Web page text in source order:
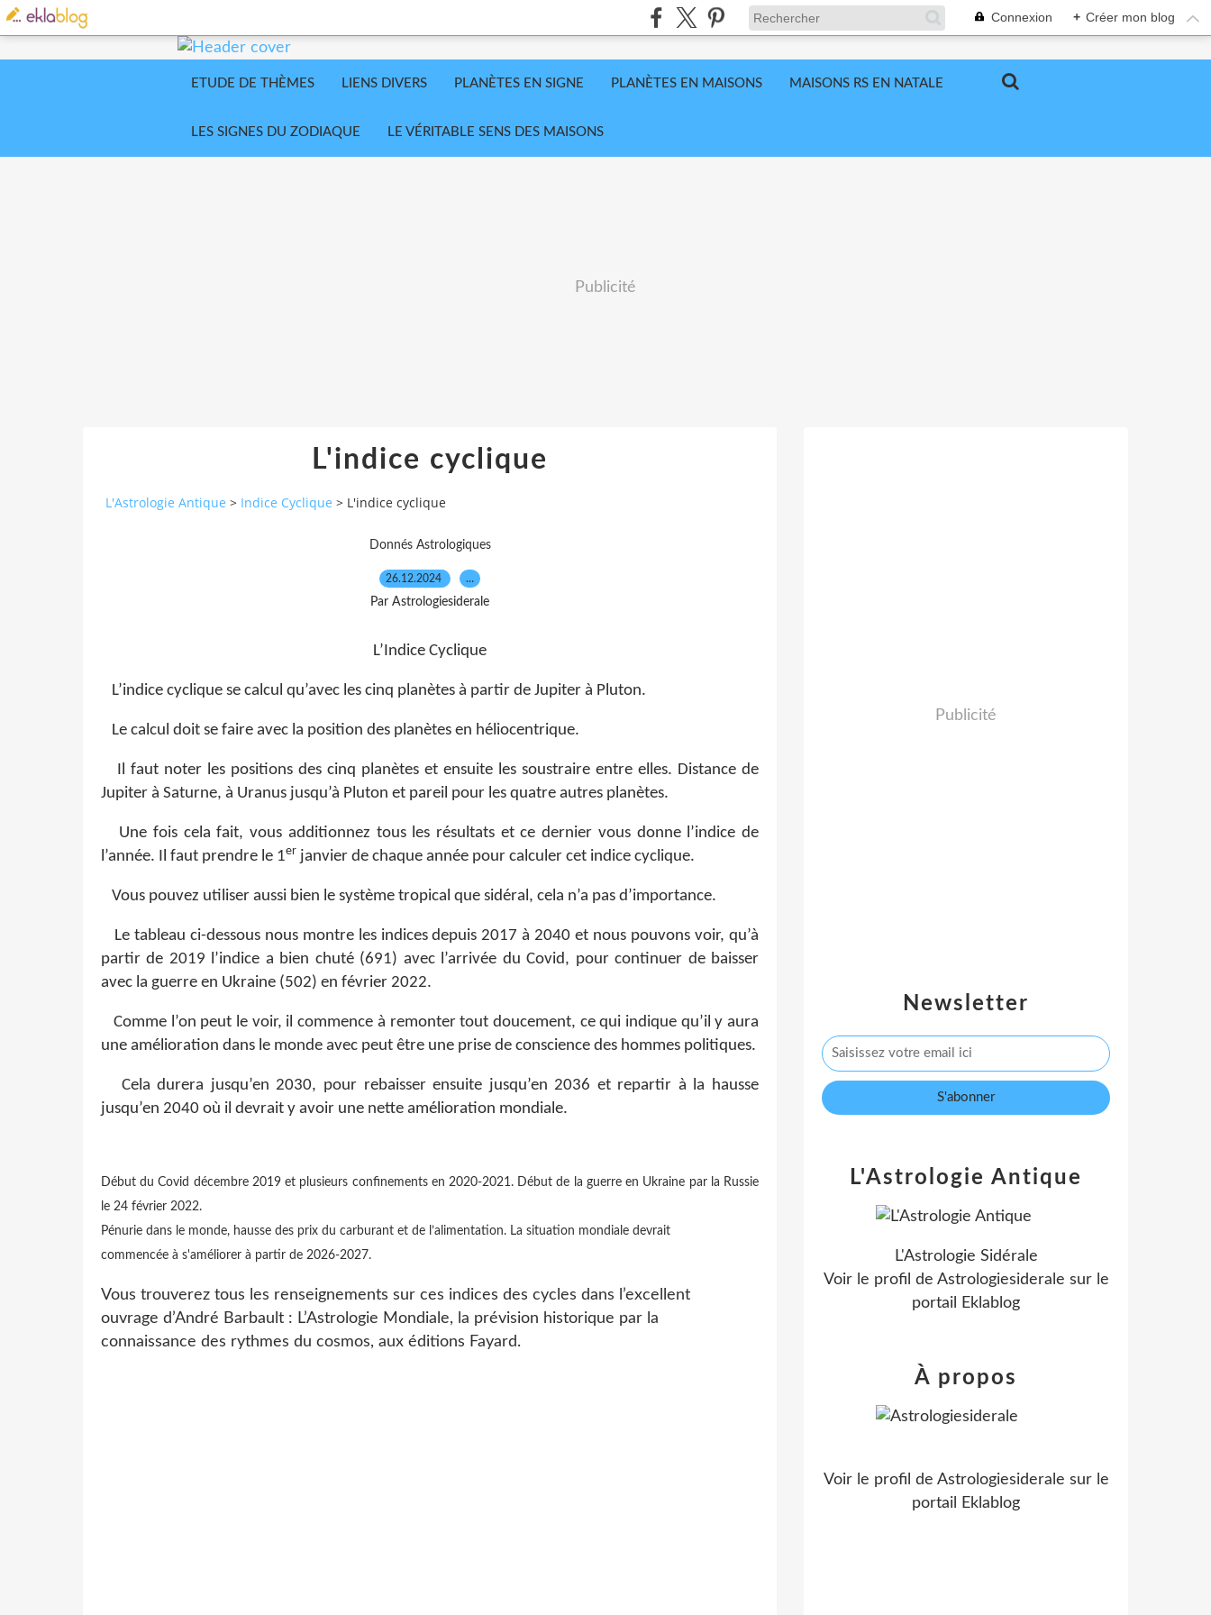
Connexion + Créer mon blog
ETUDE DE THÈMES LIENS DIVERS PLANÈTES EN SIGNE PLANÈTES EN MAISONS MAISONS RS EN NATALE
LES SIGNES DU ZODIAQUE LE VÉRITABLE SENS DES MAISONS
Publicité
L'indice cyclique
L'Astrologie Antique > Indice Cyclique > L'indice cyclique
Donnés Astrologiques
26.12.2024 …
Par Astrologiesiderale
L’Indice Cyclique
L’indice cyclique se calcul qu’avec les cinq planètes à partir de Jupiter à Pluton.
Le calcul doit se faire avec la position des planètes en héliocentrique.
Il faut noter les positions des cinq planètes et ensuite les soustraire entre elles. Distance de
Jupiter à Saturne, à Uranus jusqu’à Pluton et pareil pour les quatre autres planètes.
Une fois cela fait, vous additionnez tous les résultats et ce dernier vous donne l’indice de
l’année. Il faut prendre le 1er janvier de chaque année pour calculer cet indice cyclique.
Vous pouvez utiliser aussi bien le système tropical que sidéral, cela n’a pas d’importance.
Le tableau ci-dessous nous montre les indices depuis 2017 à 2040 et nous pouvons voir, qu’à
partir de 2019 l’indice a bien chuté (691) avec l’arrivée du Covid, pour continuer de baisser
avec la guerre en Ukraine (502) en février 2022.
Comme l’on peut le voir, il commence à remonter tout doucement, ce qui indique qu’il y aura
une amélioration dans le monde avec peut être une prise de conscience des hommes politiques.
Cela durera jusqu’en 2030, pour rebaisser ensuite jusqu’en 2036 et repartir à la hausse
jusqu’en 2040 où il devrait y avoir une nette amélioration mondiale.
Début du Covid décembre 2019 et plusieurs confinements en 2020-2021. Début de la guerre en Ukraine par la Russie
le 24 février 2022.
Pénurie dans le monde, hausse des prix du carburant et de l’alimentation. La situation mondiale devrait
commencée à s'améliorer à partir de 2026-2027.
Vous trouverez tous les renseignements sur ces indices des cycles dans l’excellent
ouvrage d’André Barbault : L’Astrologie Mondiale, la prévision historique par la
connaissance des rythmes du cosmos, aux éditions Fayard.
Newsletter
Publicité
L'Astrologie Antique
L'Astrologie Sidérale
Voir le profil de Astrologiesiderale sur le
portail Eklablog
À propos
Voir le profil de Astrologiesiderale sur le
portail Eklablog